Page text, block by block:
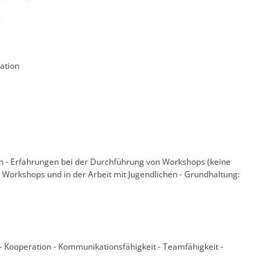
Erfahrungen bei der Durchführung von Workshops (keine
und in der Arbeit mit Jugendlichen - Grundhaltung:
- Kommunikationsfähigkeit - Teamfähigkeit -